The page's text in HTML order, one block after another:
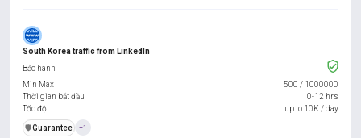
South Korea traffic from LinkedIn
Bảo hành
Min Max
500 / 1000000
Thời gian bắt đầu
0-12 hrs
Tốc độ
up to 10K / day
️🛡️Guarantee +1